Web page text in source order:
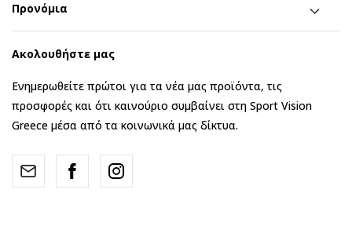
Προνόμια
Ακολουθήστε μας
Ενημερωθείτε πρώτοι για τα νέα μας προϊόντα, τις
προσφορές και ότι καινούριο συμβαίνει στη Sport Vision
Greece μέσα από τα κοινωνικά μας δίκτυα.